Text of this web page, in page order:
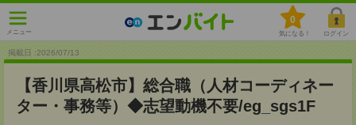
メニュー
0
気になる！ ログイン
掲載日 :2026/07/13
【香川県高松市】総合職（人材コーディネー
ター・事務等）◆志望動機不要/eg_sgs1F